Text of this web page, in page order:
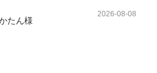
たん様
2026-08-08